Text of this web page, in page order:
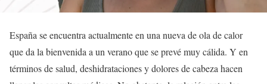
España se encuentra actualmente en una nueva de ola de calor
que da la bienvenida a un verano que se prevé muy cálida. Y en
términos de salud, deshidrataciones y dolores de cabeza hacen